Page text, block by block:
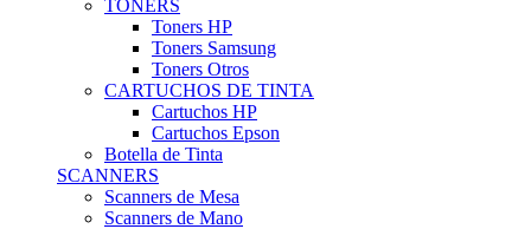
TONERS
Toners HP
Toners Samsung
Toners Otros
CARTUCHOS DE TINTA
Cartuchos HP
Cartuchos Epson
Botella de Tinta
SCANNERS
Scanners de Mesa
Scanners de Mano